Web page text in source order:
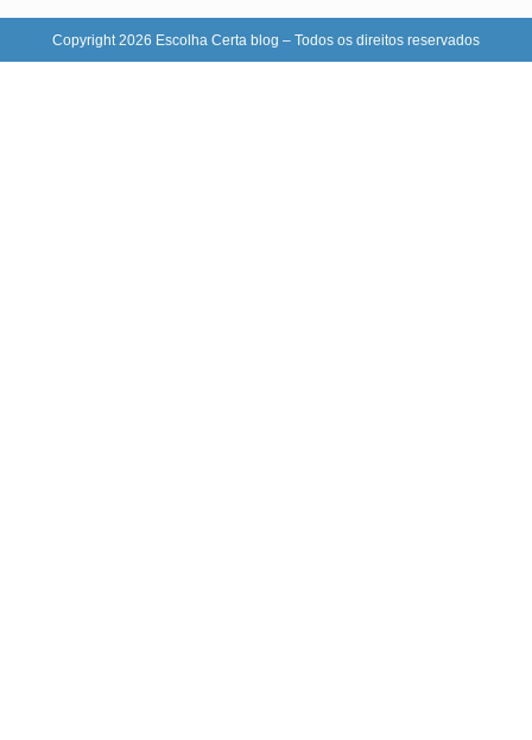
Copyright 2026 Escolha Certa blog – Todos os direitos reservados